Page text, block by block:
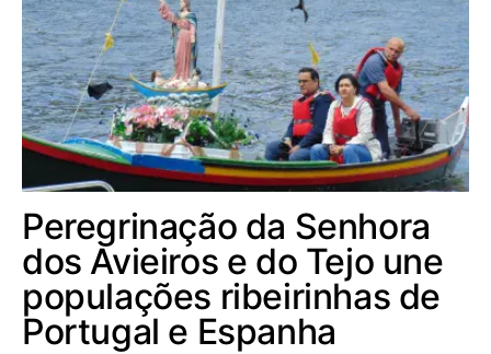
Peregrinação da Senhora
dos Avieiros e do Tejo une
populações ribeirinhas de
Portugal e Espanha